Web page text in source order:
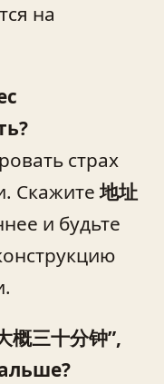
на
страх
Скажите地址
и будьте
三十分钟”,